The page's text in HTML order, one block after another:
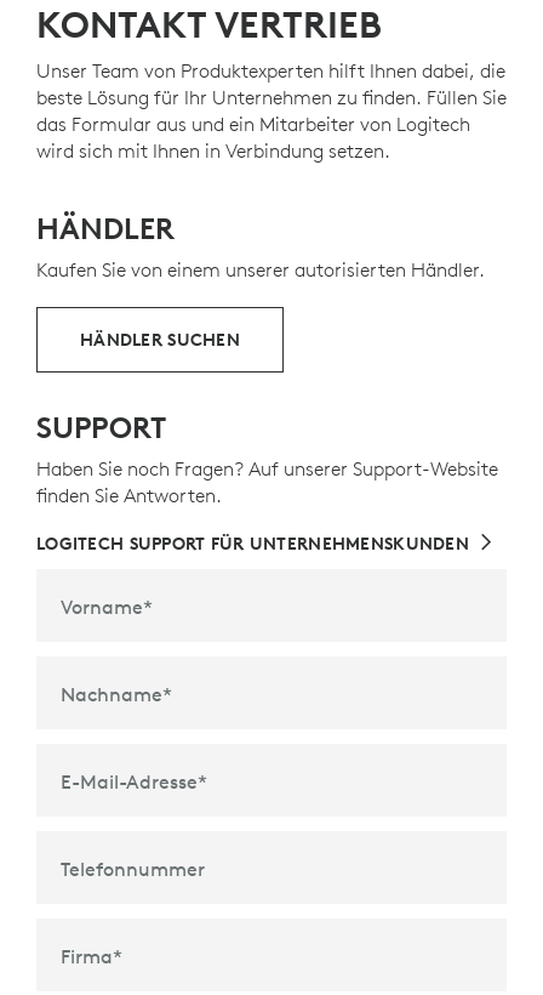
KONTAKT VERTRIEB
Unser Team von Produktexperten hilft Ihnen dabei, die
beste Lösung für Ihr Unternehmen zu finden. Füllen Sie
das Formular aus und ein Mitarbeiter von Logitech
wird sich mit Ihnen in Verbindung setzen.
HÄNDLER
Kaufen Sie von einem unserer autorisierten Händler.
HÄNDLER SUCHEN
SUPPORT
Haben Sie noch Fragen? Auf unserer Support-Website
finden Sie Antworten.
LOGITECH SUPPORT FÜR UNTERNEHMENSKUNDEN
Vorname*
Nachname*
E-Mail-Adresse*
Telefonnummer
Firma*